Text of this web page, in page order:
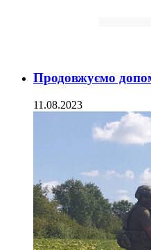
Продовжуємо
11.08.2023